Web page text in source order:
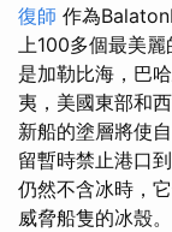
復師 作為
上100多個最美麗
是加勒比海，巴
夷，美國東部和
新船的塗層將使
留暫時禁止港口
仍然不含冰時，
威脅船隻的冰殼。